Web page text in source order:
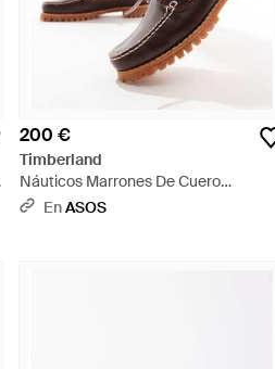
200 €
Timberland
Náuticos Marrones De Cuero
Granulado De Authentic-Marrón -
EnASOS